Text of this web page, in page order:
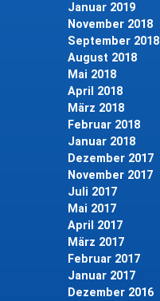
Januar 2019
November 2018
September 2018
August 2018
Mai 2018
April 2018
März 2018
Februar 2018
Januar 2018
Dezember 2017
November 2017
Juli 2017
Mai 2017
April 2017
März 2017
Februar 2017
Januar 2017
Dezember 2016